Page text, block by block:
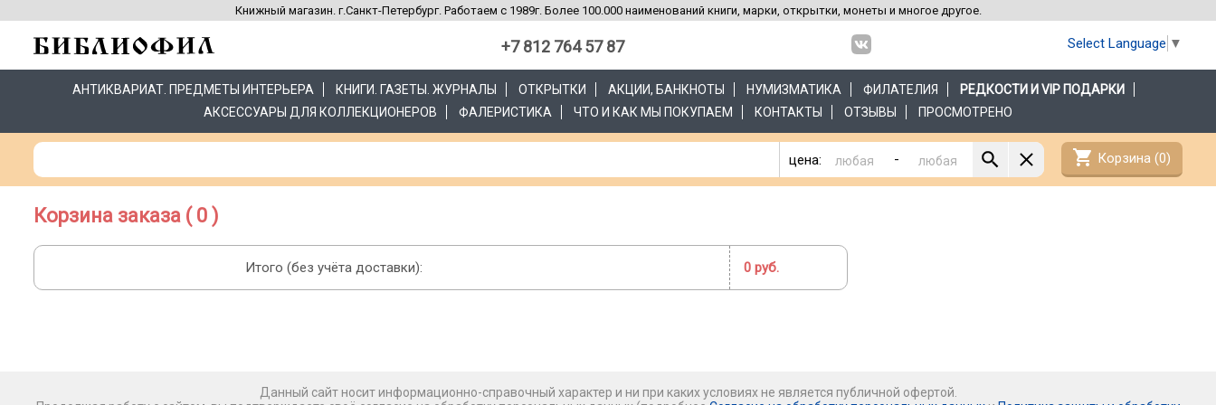
Книжный магазин. г.Санкт-Петербург. Работаем с 1989г. Более 100.000 наименований книги, марки, открытки, монеты и многое другое.
+7 812 764 57 87 Select Language ▼
АНТИКВАРИАТ. ПРЕДМЕТЫ ИНТЕРЬЕРА КНИГИ. ГАЗЕТЫ. ЖУРНАЛЫ ОТКРЫТКИ АКЦИИ, БАНКНОТЫ НУМИЗМАТИКА ФИЛАТЕЛИЯ
РЕДКОСТИ И VIP ПОДАРКИ
АКСЕССУАРЫ ДЛЯ КОЛЛЕКЦИОНЕРОВ
ФАЛЕРИСТИКА ЧТО И КАК МЫ ПОКУПАЕМ КОНТАКТЫ ОТЗЫВЫ ПРОСМОТРЕНО
цена: - shopping_cart Корзина (0)
Корзина заказа ( 0 )
Итого (без учёта доставки): 0 руб.
Данный сайт носит информационно-справочный характер и ни при каких условиях не является публичной офертой.